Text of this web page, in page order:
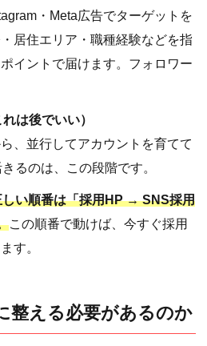
・Meta広告でターゲットを
居住エリア・職種経験などを指
イントで届けます。フォロワー
は後でいい）
、並行してアカウントを育てて
るのは、この段階です。
い順番は「採用HP → SNS採用
この順番で動けば、今すぐ採用
す。
整える必要があるのか